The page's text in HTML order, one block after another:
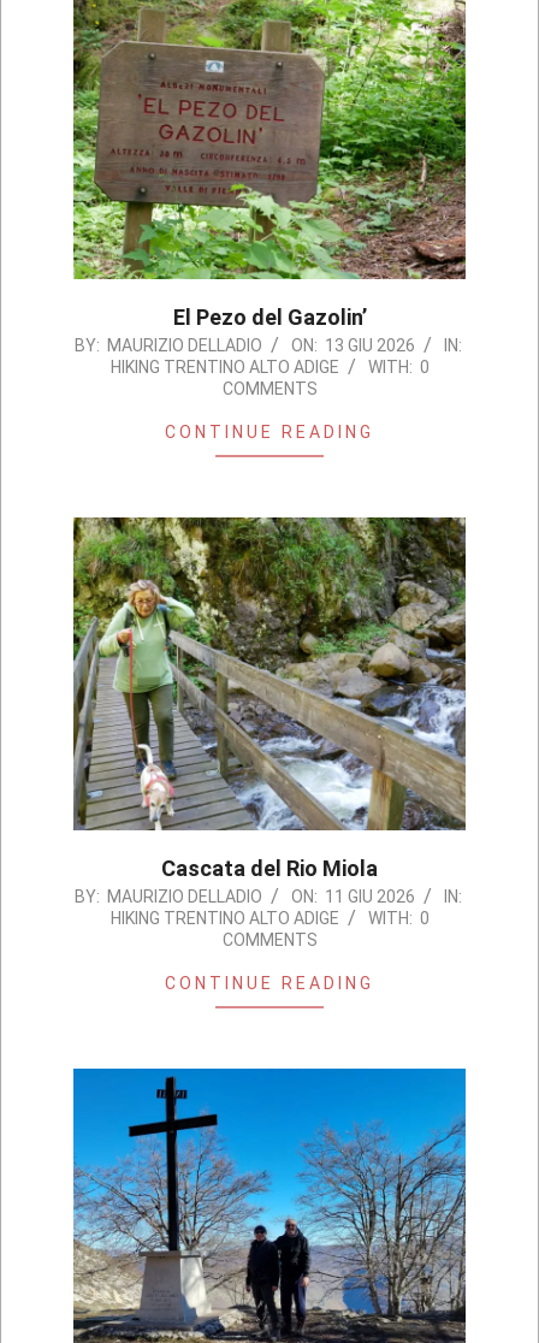
El Pezo del Gazolin’
2026-
BY: MAURIZIO DELLADIO ON: 13 GIU 2026
IN:
HIKING TRENTINO ALTO ADIGE
WITH: 0
COMMENTS
CONTINUE READING
Cascata del Rio Miola
2026-
BY: MAURIZIO DELLADIO ON: 11 GIU 2026
IN:
HIKING TRENTINO ALTO ADIGE
WITH: 0
COMMENTS
CONTINUE READING